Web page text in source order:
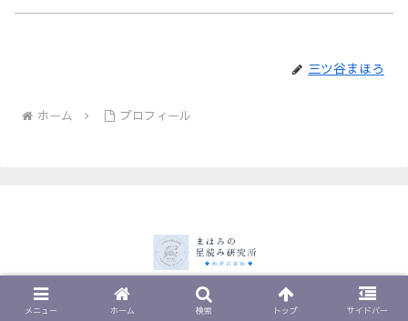
三ツ谷まほろ
ホーム プロフィール
© 2023 まほろの星読み研究所.
メニュー ホーム 検索 トップ サイドバー